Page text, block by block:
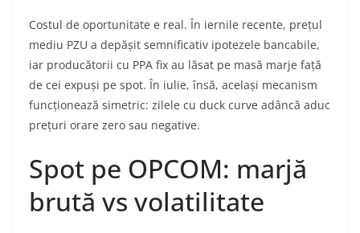
Costul de oportunitate e real. În iernile recente, prețul
mediu PZU a depășit semnificativ ipotezele bancabile,
iar producătorii cu PPA fix au lăsat pe masă marje față
de cei expuși pe spot. În iulie, însă, același mecanism
funcționează simetric: zilele cu duck curve adâncă aduc
prețuri orare zero sau negative.
Spot pe OPCOM: marjă
brută vs volatilitate